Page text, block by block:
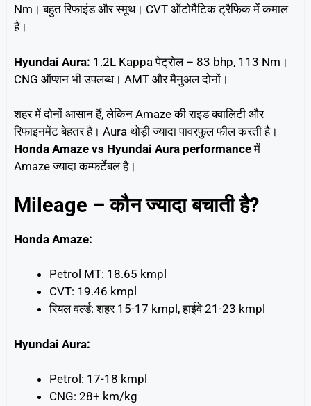
Nm। बहुत रिफाइंड और स्मूथ। CVT ऑटोमैटिक ट्रैफिक में कमाल
है।
Hyundai Aura: 1.2L Kappa पेट्रोल – 83 bhp, 113 Nm।
CNG ऑप्शन भी उपलब्ध। AMT और मैनुअल दोनों।
शहर में दोनों आसान हैं, लेकिन Amaze की राइड क्वालिटी और
रिफाइनमेंट बेहतर है। Aura थोड़ी ज्यादा पावरफुल फील करती है।
Honda Amaze vs Hyundai Aura performanceमें
Amaze ज्यादा कम्फर्टेबल है।
Mileage – कौन ज्यादा बचाती है?
Honda Amaze:
Petrol MT: 18.65 kmpl
CVT: 19.46 kmpl
रियल वर्ल्ड: शहर 15-17 kmpl, हाईवे 21-23 kmpl
Hyundai Aura:
Petrol: 17-18 kmpl
CNG: 28+ km/kg